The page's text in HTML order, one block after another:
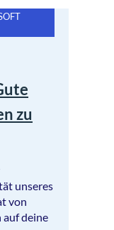
zu
unseres
von
auf deine